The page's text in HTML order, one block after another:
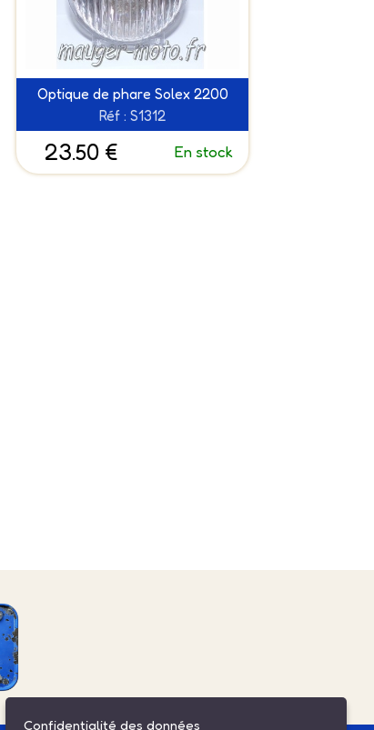
Optique de phare Solex 2200
Réf : S1312
23.50 € En stock
Confidentialité des données